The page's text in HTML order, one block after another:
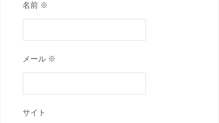
名前 ※
メール ※
サイト